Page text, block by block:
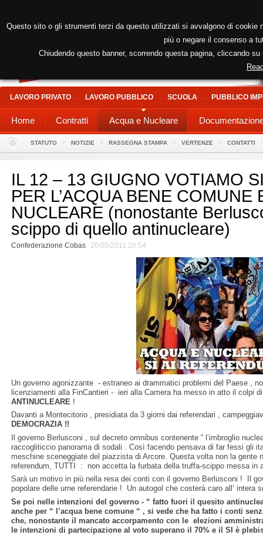
LAVORO PRIVATO LAVORO PUBBLICO SCUOLA PUBBLICO
Home Contratti Acqua e Nucleare
STATUTO NOTIZIE RASSEGNA STAMPA VERTENZE CONTATTI
IL 12 – 13 GIUGNO VOTIAMO
PER L’ACQUA BENE COMUNE
NUCLEARE (nonostante
scippo di quello antinucleare)
Confederazione Cobas 26/05/2011 20:54
Un governo agonizzante - estraneo ai drammatici problemi del Paese ,
licenziamenti alla FinCantieri - ieri alla Camera ha messo in atto il colpi
ANTINUCLEARE !
Davanti a Montecitorio , presidiata da 3 giorni dai referendari ,
DEMOCRAZIA !!
Il governo Berlusconi , sul decreto omnibus contenente “ l’imbroglio
raccogliticcio panorama di sodali . Così facendo pensava di far fessi gli
meschine sceneggiate del piazzista di Arcore. Questa volta non la
referendum, TUTTI : non accetta la furbata della truffa-scippo messa in
Sarà un motivo in più nella resa dei conti con il governo Berlusconi ! Il
popolare delle urne referendarie ! Un autogol che costerà caro all’ intera
Se poi nelle intenzioni del governo - “ fatto fuori il quesito
anche per “ l’acqua bene comune “ , si vede che ha fatto i conti
che, nonostante il mancato accorpamento con le elezioni
le intenzioni di partecipazione al voto superano il 70% e il SI è
Questo sito o gli strumenti terzi da questo utilizzati si avvalgono di
più o negare il consenso a
Chiudendo questo banner, scorrendo questa pagina, cliccando